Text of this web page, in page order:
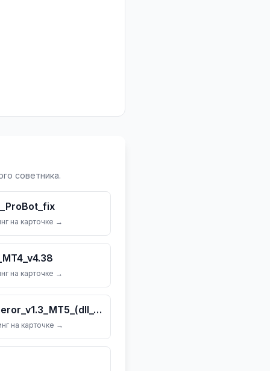
советника.
на карточке →
на карточке →
Quantum_Gold_Emperor_v1.3_MT5_(dll_5883)
на карточке →